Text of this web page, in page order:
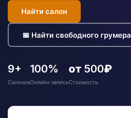
Найти салон
📅 Найти свободного грумера
9+
Салонов
100%
Онлайн-запись
от 500₽
Стоимость